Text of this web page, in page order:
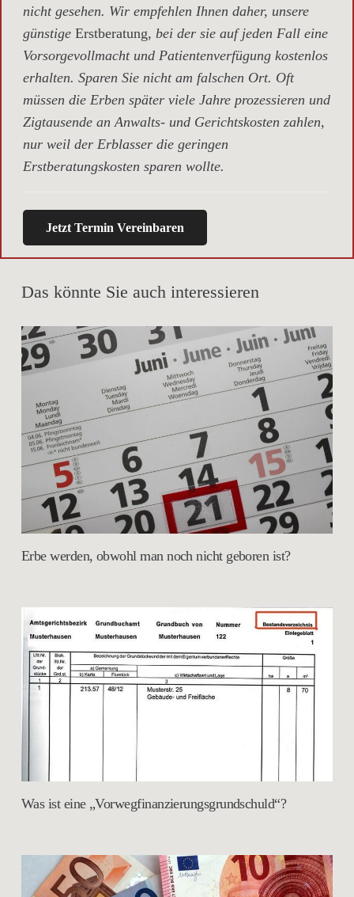
nicht gesehen. Wir empfehlen Ihnen daher, unsere
günstige Erstberatung, bei der sie auf jeden Fall eine
Vorsorgevollmacht und Patientenverfügung kostenlos
erhalten. Sparen Sie nicht am falschen Ort. Oft
müssen die Erben später viele Jahre prozessieren und
Zigtausende an Anwalts- und Gerichtskosten zahlen,
nur weil der Erblasser die geringen
Erstberatungskosten sparen wollte.
Jetzt Termin Vereinbaren
Das könnte Sie auch interessieren
Erbe werden, obwohl man noch nicht geboren ist?
Was ist eine „Vorwegfinanzierungsgrundschuld“?